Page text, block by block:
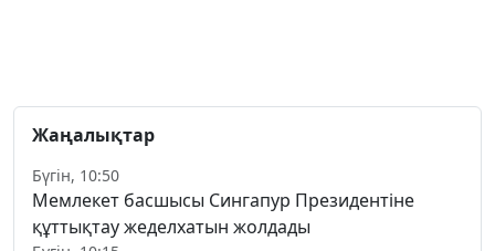
Жаңалықтар
Бүгін, 10:50
Мемлекет басшысы Сингапур Президентіне
құттықтау жеделхатын жолдады